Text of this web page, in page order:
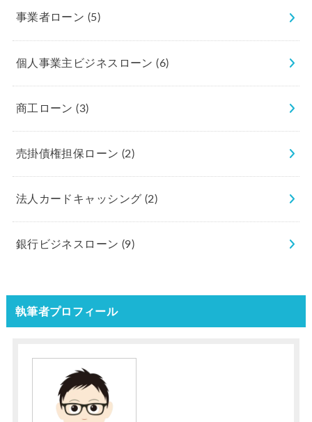
事業者ローン (5)
個人事業主ビジネスローン(6)
商工ローン(3)
売掛債権担保ローン (2)
法人カードキャッシング (2)
銀行ビジネスローン (9)
執筆者プロフィール